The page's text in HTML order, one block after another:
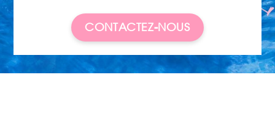
CONTACTEZ-NOUS